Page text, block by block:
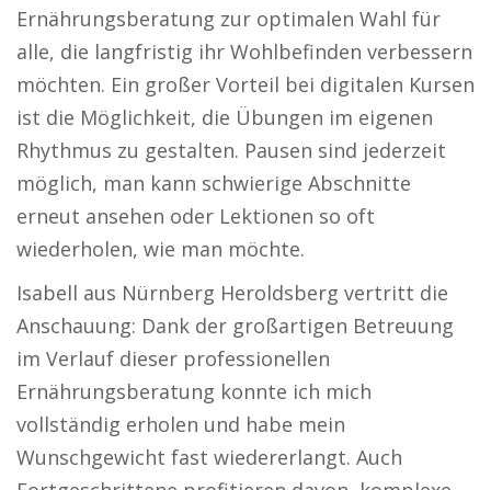
Ernährungsberatung zur optimalen Wahl für
alle, die langfristig ihr Wohlbefinden verbessern
möchten. Ein großer Vorteil bei digitalen Kursen
ist die Möglichkeit, die Übungen im eigenen
Rhythmus zu gestalten. Pausen sind jederzeit
möglich, man kann schwierige Abschnitte
erneut ansehen oder Lektionen so oft
wiederholen, wie man möchte.
Isabell aus Nürnberg Heroldsberg vertritt die
Anschauung: Dank der großartigen Betreuung
im Verlauf dieser professionellen
Ernährungsberatung konnte ich mich
vollständig erholen und habe mein
Wunschgewicht fast wiedererlangt. Auch